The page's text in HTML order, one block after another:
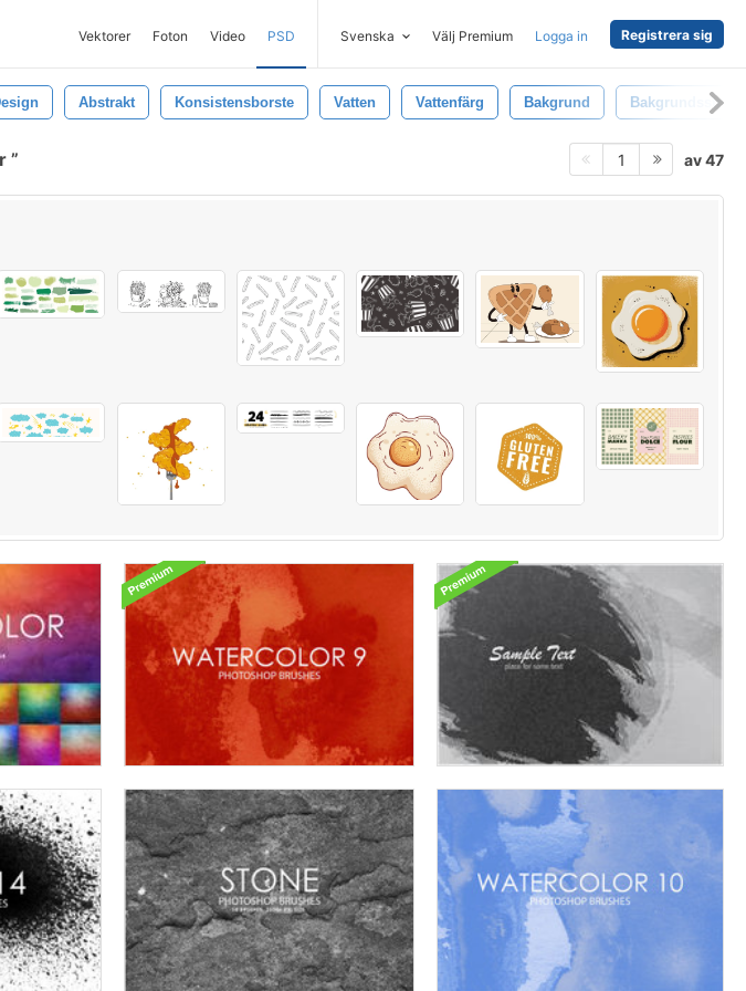
Vektorer Foton Video PSD Svenska Välj Premium Logga in Registrera sig
Abstrakt Konsistensborste Vatten Vattenfärg Bakgrund
1 av 47